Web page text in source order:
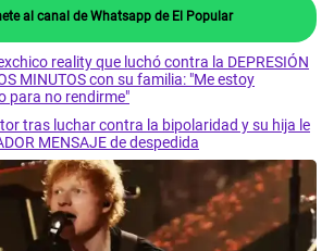
al canal de Whatsapp de El Popular
reality que luchó contra la DEPRESIÓN
MINUTOS con su familia: "Me estoy
para no rendirme"
tras luchar contra la bipolaridad y su hija le
MENSAJE de despedida